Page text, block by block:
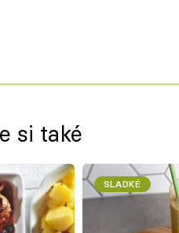
si také
SLADKÉ